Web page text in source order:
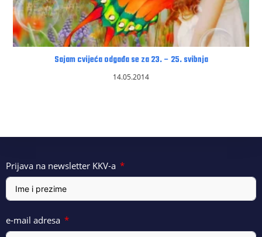
Sajam cvijeća odgađa se za 23. – 25. svibnja
14.05.2014
Prijava na newsletter KKV-a
e-mail adresa